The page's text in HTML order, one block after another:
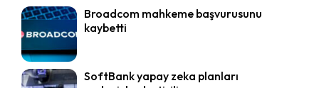
Broadcom mahkeme başvurusunu
kaybetti
SoftBank yapay zeka planları